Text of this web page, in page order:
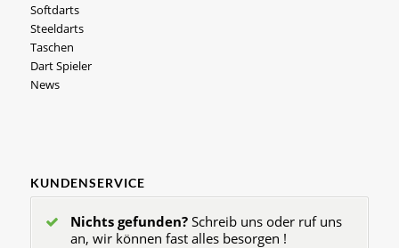
Softdarts
Steeldarts
Taschen
Dart Spieler
News
KUNDENSERVICE
Nichts gefunden?Schreib uns oder ruf uns
an, wir können fast alles besorgen !